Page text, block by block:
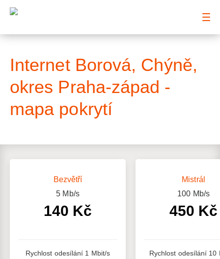
Internet Borová, Chýně,
okres Praha-západ -
mapa pokrytí
Bezvětří
5 Mb/s
140 Kč
Rychlost odesílání 1 Mbit/s
Mistrál
100 Mb/s
450 Kč
Rychlost odesílání 10
: Mapa pokrytí ulice